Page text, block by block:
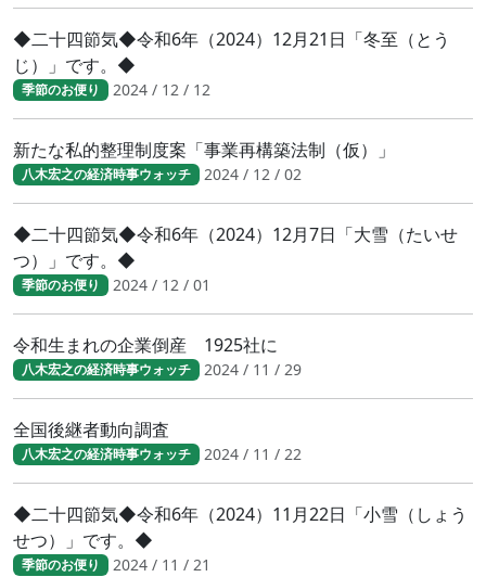
◆二十四節気◆令和6年（2024）12月21日「冬至（とう
じ）」です。◆
季節のお便り 2024 / 12 / 12
新たな私的整理制度案「事業再構築法制（仮）」
八木宏之の経済時事ウォッチ 2024 / 12 / 02
◆二十四節気◆令和6年（2024）12月7日「大雪（たいせ
つ）」です。◆
季節のお便り 2024 / 12 / 01
令和生まれの企業倒産 1925社に
八木宏之の経済時事ウォッチ 2024 / 11 / 29
全国後継者動向調査
八木宏之の経済時事ウォッチ 2024 / 11 / 22
◆二十四節気◆令和6年（2024）11月22日「小雪（しょう
せつ）」です。◆
季節のお便り 2024 / 11 / 21